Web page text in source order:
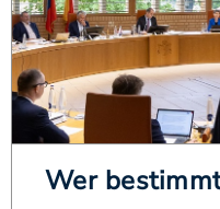
Wer